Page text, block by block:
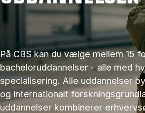
På CBS kan du vælge mellem 15
bacheloruddannelser - alle med
specialisering. Alle uddannelser
og internationalt
uddannelser kombinerer